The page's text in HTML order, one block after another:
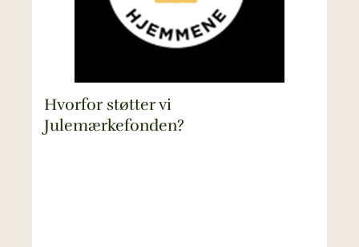
Hvorfor støtter vi
Julemærkefonden?